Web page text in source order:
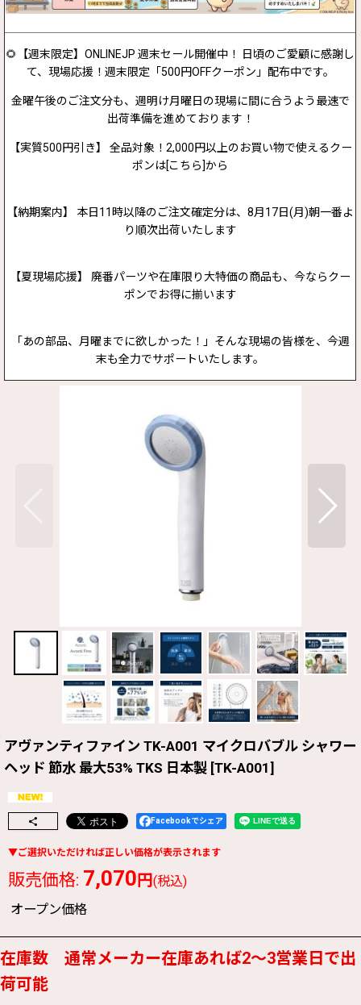
🌻【週末限定】ONLINEJP 週末セール開催中！ 日頃のご愛顧に感謝し
て、現場応援！週末限定「500円OFFクーポン」配布中です。
金曜午後のご注文分も、週明け月曜日の現場に間に合うよう最速で
出荷準備を進めております！
【実質500円引き】 全品対象！2,000円以上のお買い物で使えるクー
ポンは[こちら]から
【納期案内】 本日11時以降のご注文確定分は、8月17日(月)朝一番よ
り順次出荷いたします
【夏現場応援】 廃番パーツや在庫限り大特価の商品も、今ならクー
ポンでお得に揃います
「あの部品、月曜までに欲しかった！」そんな現場の皆様を、今週
末も全力でサポートいたします。
アヴァンティファイン TK-A001 マイクロバブル シャワー
ヘッド 節水 最大53% TKS 日本製 [TK-A001]
Facebookでシェア
販売価格: 7,070円(税込)
オープン価格
在庫数 通常メーカー在庫あれば2〜3営業日で出
荷可能